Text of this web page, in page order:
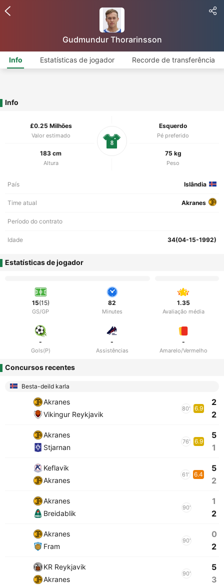
Gudmundur Thorarinsson
Info Estatísticas de jogador Recorde de transferência
Info
£0.25 Milhões
Valor estimado
Esquerdo
Pé preferido
183 cm
Altura
75 kg
Peso
8
País Islândia
Time atual Akranes
Período do contrato
Idade 34(04-15-1992)
Estatísticas de jogador
15(15)
GS/GP
82
Minutes
1.35
Avaliação média
-
Gols(P)
-
Assistências
-
Amarelo/Vermelho
Concursos recentes
Besta-deild karla
Akranes
Vikingur Reykjavik
80' 6.9
2
2
Akranes
Stjarnan
76' 6.9
5
1
Keflavik
Akranes
61' 6.4
5
2
Akranes
Breidablik
90'
1
2
Akranes
Fram
90'
0
2
KR Reykjavik
Akranes
90'
5
3